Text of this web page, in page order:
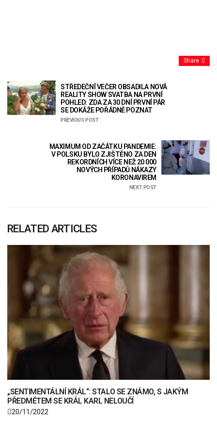
Share
STŘEDEČNÍ VEČER OBSADILA NOVÁ
REALITY SHOW SVATBA NA PRVNÍ
POHLED: ZDA ZA 30 DNÍ PRVNÍ PÁR
SE DOKÁŽE POŘÁDNĚ POZNAT
PREVIOUS POST
MAXIMUM OD ZAČÁTKU PANDEMIE:
V POLSKU BYLO ZJIŠTĚNO ZA DEN
REKORDNÍCH VÍCE NEŽ 20 000
NOVÝCH PŘÍPADŮ NÁKAZY
KORONAVIREM
NEXT POST
RELATED ARTICLES
„SENTIMENTÁLNÍ KRÁL“: STALO SE ZNÁMO, S JAKÝM
PŘEDMĚTEM SE KRÁL KARL NELOUČÍ
20/11/2022